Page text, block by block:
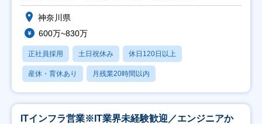
神奈川県
600万~830万
正社員採用 土日祝休み 休日120日以上
産休・育休あり 月残業20時間以内
ITインフラ営業※IT業界未経験歓迎／エンジニアか